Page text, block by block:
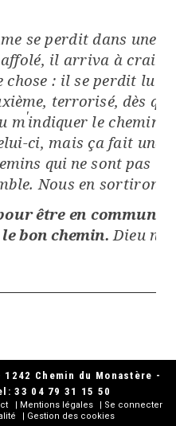
se perdit dans une
il arriva à
: il se perdit lui
terrorisé, dès
m'indiquer le chemin
ci, mais ça fait une
qui ne sont pas
Nous en sortirons
être en
bon chemin. Dieu
1242 Chemin du Monastère -
33 04 79 31 15 50
Mentions légales
Se connecter
Gestion des cookies